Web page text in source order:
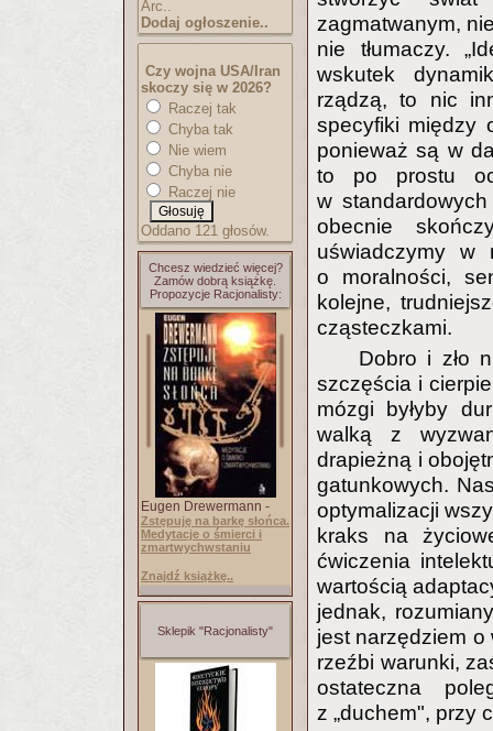
Arc..
Dodaj ogłoszenie..
Czy wojna USA/Iran
skoczy się w 2026?
Raczej tak
Chyba tak
Nie wiem
Chyba nie
Raczej nie
Oddano 121 głosów.
Chcesz wiedzieć więcej?
Zamów dobrą książkę.
Propozycje Racjonalisty:
Eugen Drewermann -
Zstępuję na barkę słońca.
Medytacje o śmierci i
zmartwychwstaniu
Znajdź książkę..
Sklepik "Racjonalisty"
zagmatwanym,
nie tłumaczy.
wskutek
rządzą, to nic
specyfiki między
ponieważ są w
to po prostu
w
obecnie
uświadczymy w
o moralności,
kolejne,
cząsteczkami.
Dobro i zło
szczęścia i
mózgi byłyby
walką z
drapieżną i
gatunkowych.
optymalizacji
kraks na
ćwiczenia
wartością
jednak,
jest narzędziem
rzeźbi warunki,
ostateczna
z „duchem", przy